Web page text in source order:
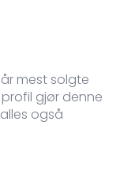
Vår mest solgte
gjør denne
også